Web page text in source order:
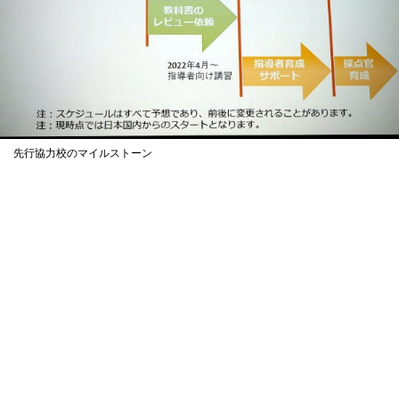
先行協力校のマイルストーン